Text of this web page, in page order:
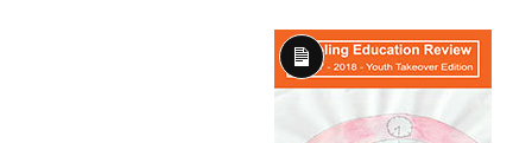
Long
Description